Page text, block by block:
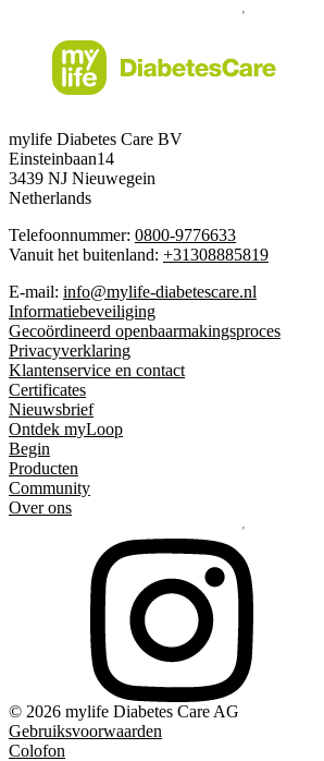
mylife Diabetes Care BV
Einsteinbaan14
3439 NJ Nieuwegein
Netherlands
Telefoonnummer: 0800-9776633
Vanuit het buitenland: +31308885819
E-mail: info@mylife-diabetescare.nl
Informatiebeveiliging
Gecoördineerd openbaarmakingsproces
Privacyverklaring
Klantenservice en contact
Certificates
Nieuwsbrief
Ontdek myLoop
Begin
Producten
Community
Over ons
© 2026 mylife Diabetes Care AG
Gebruiksvoorwaarden
Colofon